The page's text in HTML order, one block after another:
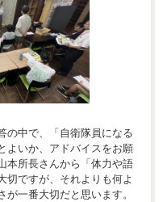
の中で、「自衛隊員になる
よいか、アドバイスをお願
本所長さんから「体力や語
切ですが、それよりも何よ
一番大切だと思います。